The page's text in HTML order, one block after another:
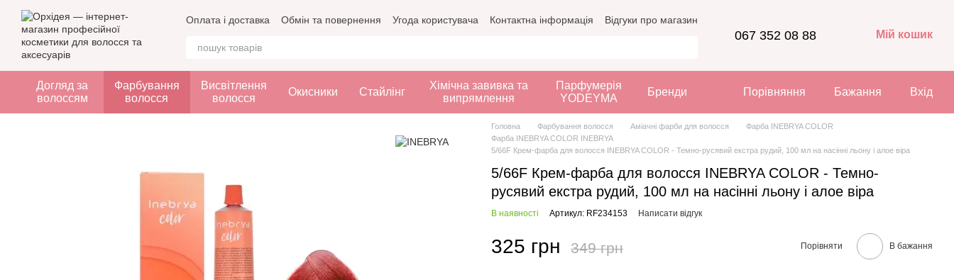
Перейти до основного контенту
Оплата і доставка Обмін та повернення Угода користувача Контактна інформація Відгуки про магазин
067 352 08 88 Мій кошик
Догляд за
волоссям
Фарбування
волосся
Висвітлення
волосся
Окисники Стайлінг
Хімічна завивка та
випрямлення
Парфумерія
YODEYMA
Бренди Порівняння Бажання Вхід
Головна Фарбування волосся Аміачні фарби для волосся
Фарба INEBRYA COLOR
Фарба INEBRYA COLOR INEBRYA
5/66F Крем-фарба для волосся INEBRYA COLOR - Темно-русявий екстра рудий, 100 мл на насінні льону і алое віра
5/66F Крем-фарба для волосся INEBRYA COLOR - Темно-
русявий екстра рудий, 100 мл на насінні льону і алое віра
В наявності Артикул: RF234153 Написати відгук
325 грн 349 грн Порівняти В бажання